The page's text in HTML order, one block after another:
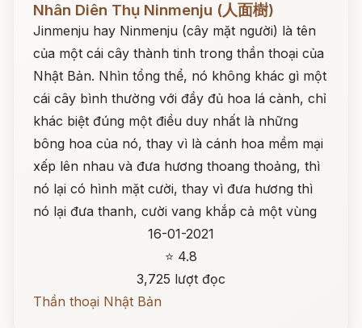
Nhân Diên Thụ Ninmenju (人面樹)
Jinmenju hay Ninmenju (cây mặt người) là tên
của một cái cây thành tinh trong thần thoại của
Nhật Bản. Nhìn tổng thể, nó không khác gì một
cái cây bình thường với đầy đủ hoa lá cành, chỉ
khác biệt đúng một điều duy nhất là những
bông hoa của nó, thay vì là cánh hoa mềm mại
xếp lên nhau và đưa hương thoang thoảng, thì
nó lại có hình mặt cười, thay vì đưa hương thì
nó lại đưa thanh, cười vang khắp cả một vùng
16-01-2021
⭐ 4.8
3,725 lượt đọc
Thần thoại Nhật Bản